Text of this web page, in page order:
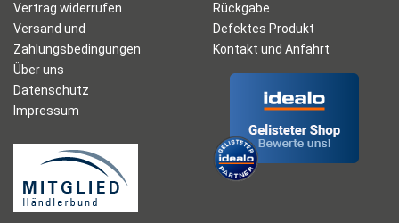
Vertrag widerrufen
Versand und
Zahlungsbedingungen
Über uns
Datenschutz
Impressum
Rückgabe
Defektes Produkt
Kontakt und Anfahrt